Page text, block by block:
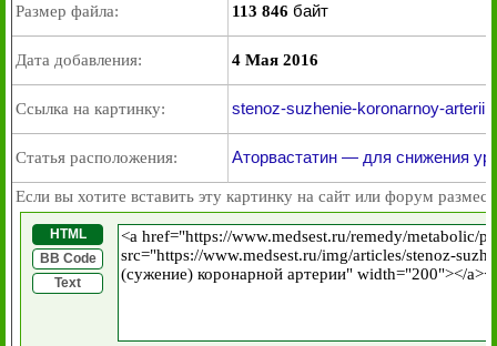
Размер файла: 113 846 байт
Дата добавления: 4 Мая 2016
Ссылка на картинку: stenoz-suzhenie-koronarnoy-
Статья расположения: Аторвастатин — для снижения
Если вы хотите вставить эту картинку на сайт или форум
HTML
BB Code
Text